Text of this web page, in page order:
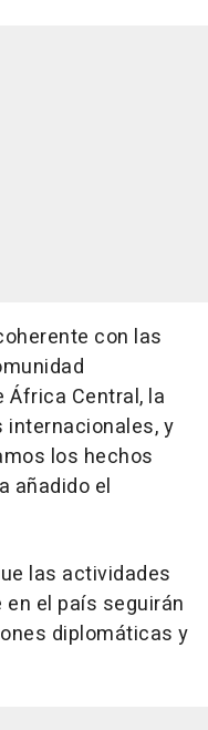
con las
África Central, la
internacionales, y
los hechos
añadido el
las actividades
el país seguirán
diplomáticas y